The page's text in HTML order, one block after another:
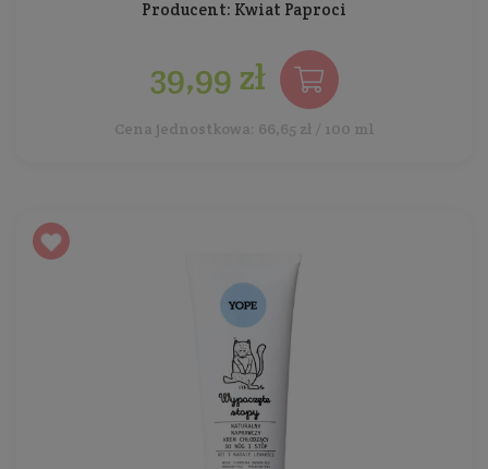
Producent: Kwiat Paproci
39,99 zł
Cena jednostkowa: 66,65 zł / 100 ml